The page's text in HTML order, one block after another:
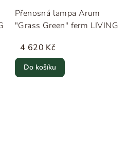
Přenosná lampa Arum
"Grass Green" ferm LIVING
4 620 Kč
Do košíku